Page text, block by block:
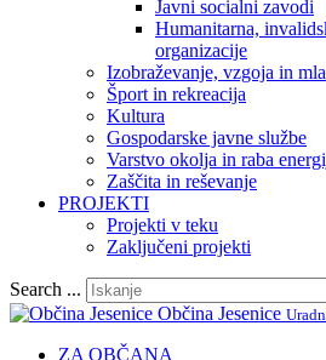
Javni socialni zavodi
Humanitarna,
organizacije
Izobraževanje, vzgoja in
Šport in rekreacija
Kultura
Gospodarske javne službe
Varstvo okolja in raba
Zaščita in reševanje
PROJEKTI
Projekti v teku
Zaključeni projekti
Search ...
Občina Jesenice
ZA OBČANA